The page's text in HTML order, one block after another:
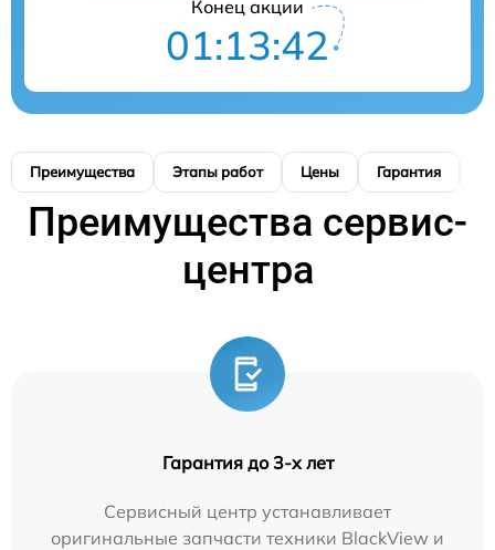
Конец акции
01:13:41
Преимущества Этапы работ Цены Гарантия
Преимущества сервис-
центра
Гарантия до 3-х лет
Сервисный центр устанавливает
оригинальные запчасти техники BlackView и